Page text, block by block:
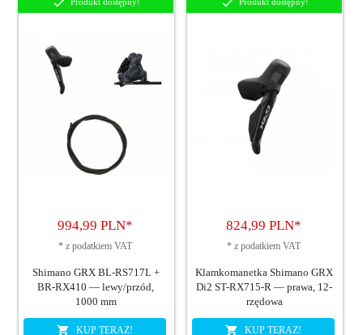
994,99 PLN*
* z podatkiem VAT
Shimano GRX BL-RS717L +
BR-RX410 — lewy/przód,
1000 mm
KUP TERAZ!
824,99 PLN*
* z podatkiem VAT
Klamkomanetka Shimano GRX
Di2 ST-RX715-R — prawa, 12-
rzędowa
KUP TERAZ!